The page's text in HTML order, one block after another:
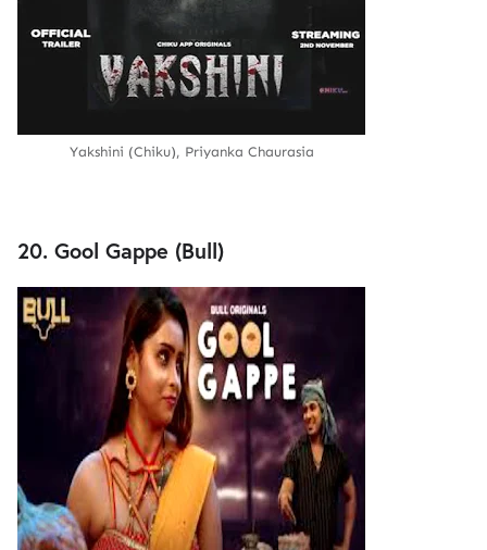
Yakshini (Chiku), Priyanka Chaurasia
20. Gool Gappe (Bull)